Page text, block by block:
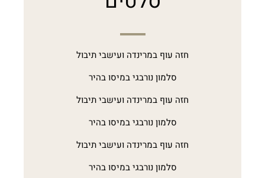
חזה עוף במרינדה ועישבי תיבול
סלמון נורבגי במיסו בהיר
חזה עוף במרינדה ועישבי תיבול
סלמון נורבגי במיסו בהיר
חזה עוף במרינדה ועישבי תיבול
סלמון נורבגי במיסו בהיר